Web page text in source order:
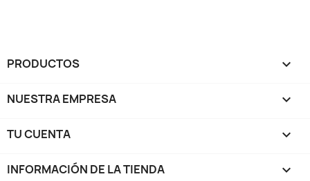
PRODUCTOS 
NUESTRA EMPRESA 
TU CUENTA 
INFORMACIÓN DE LA TIENDA keyboard_arrow_down